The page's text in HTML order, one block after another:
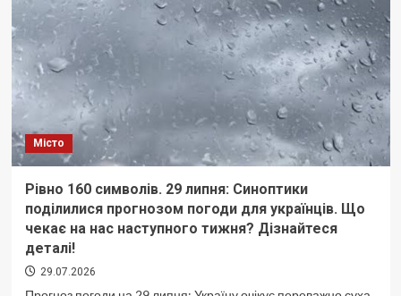
всій
красі!
Місто
Рівно 160 символів. 29 липня: Синоптики
поділилися прогнозом погоди для українців. Що
чекає на нас наступного тижня? Дізнайтеся
деталі!
29.07.2026